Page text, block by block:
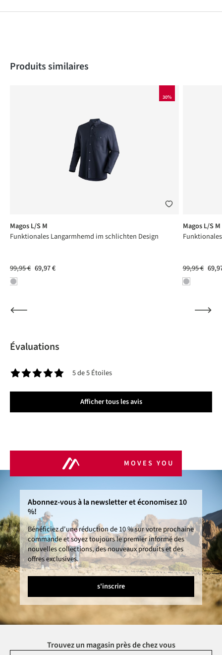
Produktgalerie überspringen
Produits similaires
30%
Magos L/S M
Funktionales Langarmhemd im schlichten Design
99,95 € 69,97 €
Magos L/S M
99,95 €
Évaluations
5 de 5 Étoiles
Afficher tous les avis
MOVES YOU
Abonnez-vous à la newsletter et économisez 10
%!
Bénéficiez d'une réduction de 10 % sur votre prochaine
commande et soyez toujours le premier informé des
nouvelles collections, des nouveaux produits et des
offres exclusives.
s'inscrire
Trouvez un magasin près de chez vous